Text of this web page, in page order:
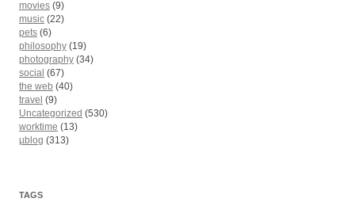
movies (9)
music (22)
pets (6)
philosophy (19)
photography (34)
social (67)
the web (40)
travel (9)
Uncategorized (530)
worktime (13)
µblog (313)
TAGS